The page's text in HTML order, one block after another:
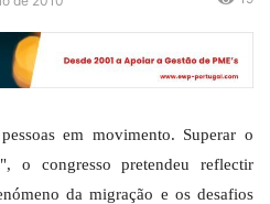
em movimento. Superar o
o congresso pretendeu reflectir
da migração e os desafios